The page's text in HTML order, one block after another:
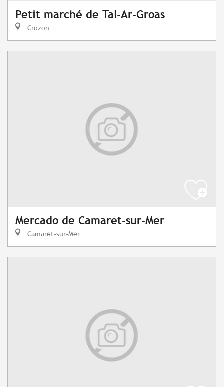
Petit marché de Tal-Ar-Groas
Crozon
Mercado de Camaret-sur-Mer
Camaret-sur-Mer